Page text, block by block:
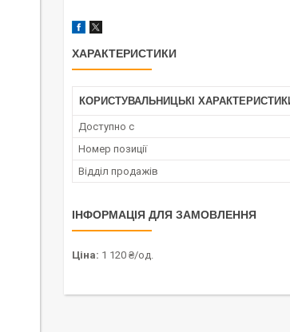
ХАРАКТЕРИСТИКИ
КОРИСТУВАЛЬНИЦЬКІ
Доступно с
Номер позиції
Відділ продажів
ІНФОРМАЦІЯ ДЛЯ ЗАМОВЛЕННЯ
Ціна: 1 120 ₴/од.